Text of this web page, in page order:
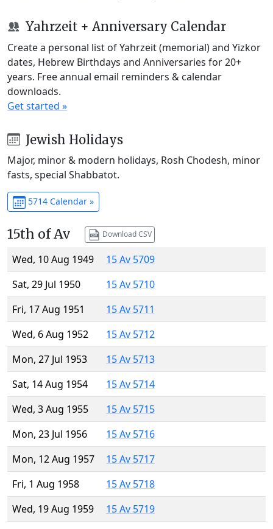
Yahrzeit + Anniversary Calendar
Create a personal list of Yahrzeit (memorial) and Yizkor
dates, Hebrew Birthdays and Anniversaries for 20+
years. Free annual email reminders & calendar
downloads.
Get started »
Jewish Holidays
Major, minor & modern holidays, Rosh Chodesh, minor
fasts, special Shabbatot.
5714 Calendar »
15th of Av Download CSV
Wed, 10 Aug 1949
15 Av 5709
Sat, 29 Jul 1950
15 Av 5710
Fri, 17 Aug 1951
15 Av 5711
Wed, 6 Aug 1952
15 Av 5712
Mon, 27 Jul 1953
15 Av 5713
Sat, 14 Aug 1954
15 Av 5714
Wed, 3 Aug 1955
15 Av 5715
Mon, 23 Jul 1956
15 Av 5716
Mon, 12 Aug 1957
15 Av 5717
Fri, 1 Aug 1958
15 Av 5718
Wed, 19 Aug 1959
15 Av 5719